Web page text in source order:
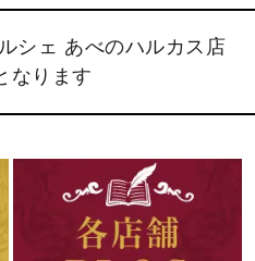
シェ あべのハルカス店
なります